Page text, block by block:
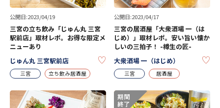
公開日:2023/04/19
三宮の立ち飲み「じゅん丸 三宮
駅前店」取材レポ。お得な限定メ
ニューあり
じゅん丸 三宮駅前店
KEEP
三宮 立ち飲み居酒屋
公開日:2023/04/17
三宮の居酒屋「大衆酒場 一（は
じめ）」取材レポ。安い旨い懐か
しいの三拍子！ -樽生の匠-
大衆酒場 一（はじめ）
三宮 居酒屋